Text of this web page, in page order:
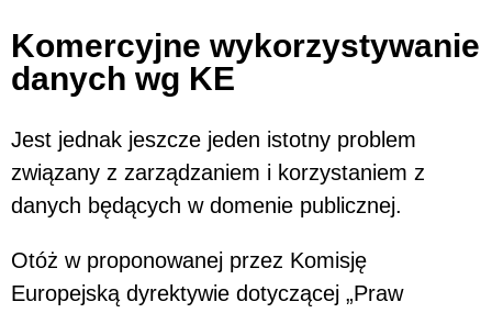
Komercyjne wykorzystywanie
danych wg KE
Jest jednak jeszcze jeden istotny problem
związany z zarządzaniem i korzystaniem z
danych będących w domenie publicznej.
Otóż w proponowanej przez Komisję
Europejską dyrektywie dotyczącej „Praw